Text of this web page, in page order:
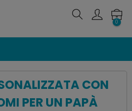
0
CON
PER UN PAPÀ